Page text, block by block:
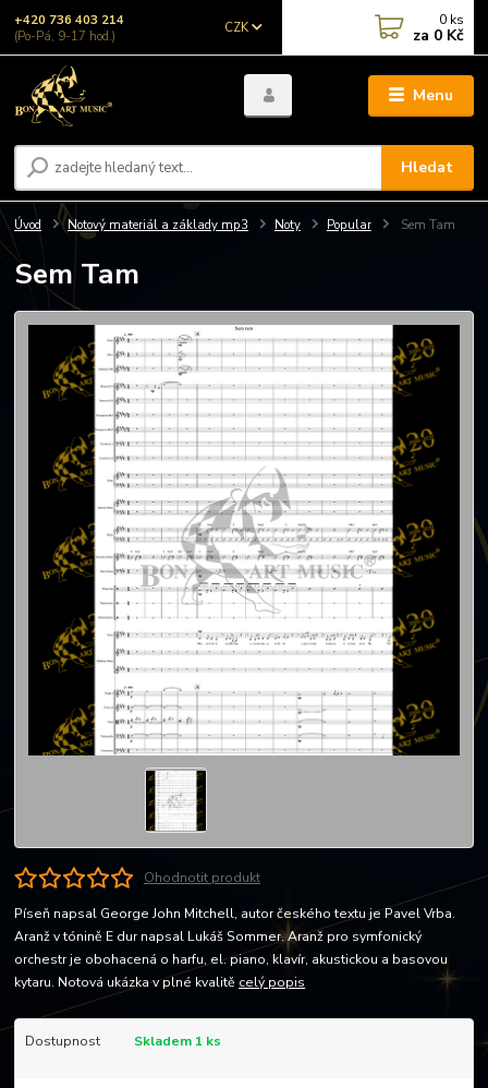
Menu
CZK
Hledat
+420 736 403 214
(Po-Pá, 9-17 hod.)
0 ks
za 0 Kč
Úvod Notový materiál a základy mp3 Noty Popular Sem Tam
Sem Tam
Ohodnotit produkt
Píseň napsal George John Mitchell, autor českého textu je Pavel Vrba.
Aranž v tónině E dur napsal Lukáš Sommer. Aranž pro symfonický
orchestr je obohacená o harfu, el. piano, klavír, akustickou a basovou
kytaru. Notová ukázka v plné kvalitě celý popis
Dostupnost Skladem 1 ks